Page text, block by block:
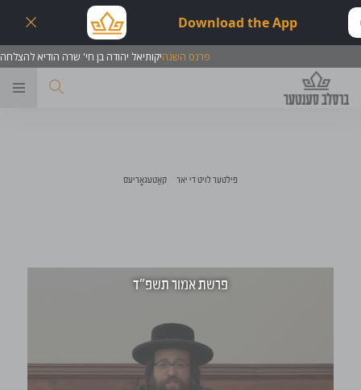
Download the App
פרנס השנהיקותיאל יהודה בן חי' שרה הודיא להצלחה
קאַטעגאָריעס פילטער לויט די יאר
פרשת אמור תשפ"ד